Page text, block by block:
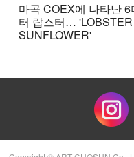
마곡 COEX에 나타난 6
터 랍스터… 'LOBSTER
SUNFLOWER'